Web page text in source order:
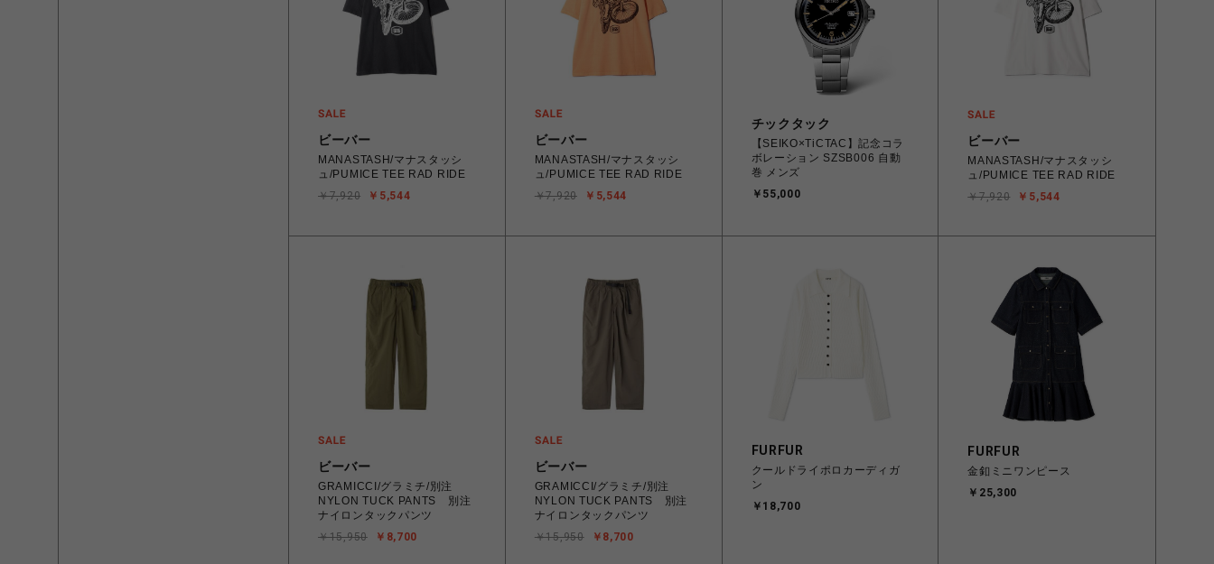
ビーバー
MANASTASH/マナスタッシ
ュ/PUMICE TEE RAD RIDE
￥5,544
￥7,920
ビーバー
MANASTASH/マナスタッシ
ュ/PUMICE TEE RAD RIDE
￥5,544
￥7,920
チックタック
【SEIKO×TiCTAC】記念コラ
ボレーション SZSB006 自動
巻 メンズ
￥55,000
ビーバー
MANASTASH/マナスタッシ
ュ/PUMICE TEE RAD RIDE
￥5,544
￥7,920
ビーバー
GRAMICCI/グラミチ/別注
NYLON TUCK PANTS 別注
ナイロンタックパンツ
￥8,700
￥15,950
ビーバー
GRAMICCI/グラミチ/別注
NYLON TUCK PANTS 別注
ナイロンタックパンツ
￥8,700
￥15,950
FURFUR
クールドライポロカーディガ
ン
￥18,700
FURFUR
金釦ミニワンピース
￥25,300